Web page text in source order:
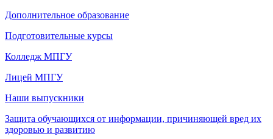
Дополнительное образование
Подготовительные курсы
Колледж МПГУ
Лицей МПГУ
Наши выпускники
Защита обучающихся от информации, причиняющей вред их
здоровью и развитию